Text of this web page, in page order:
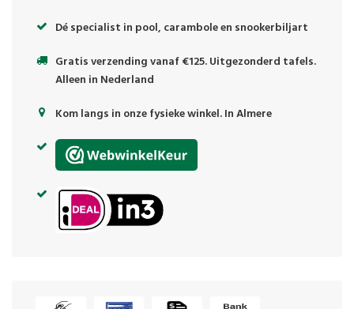
Dé specialist in pool, carambole en snookerbiljart
Gratis verzending vanaf €125. Uitgezonderd tafels.
Alleen in Nederland
Kom langs in onze fysieke winkel. In Almere